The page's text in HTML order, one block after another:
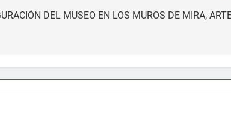
DEL MUSEO EN LOS MUROS DE MIRA,